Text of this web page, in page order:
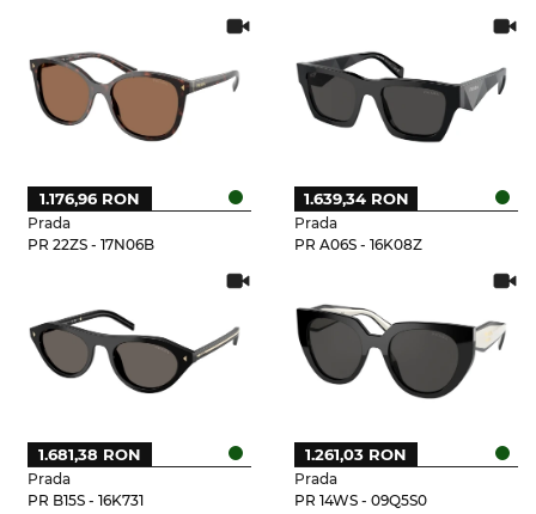
Prada
PR 22ZS - 17N06B
1.176,96 RON
Prada
PR A06S - 16K08Z
1.639,34 RON
Prada
PR B15S - 16K731
1.681,38 RON
Prada
PR 14WS - 09Q5S0
1.261,03 RON